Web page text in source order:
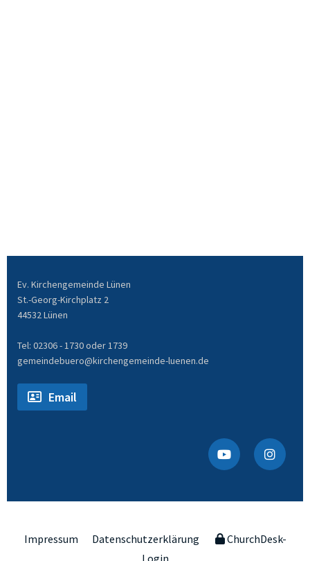
Ev. Kirchengemeinde Lünen
St.-Georg-Kirchplatz 2
44532 Lünen
Tel: 02306 - 1730 oder 1739
gemeindebuero@kirchengemeinde-luenen.de
Email
Impressum Datenschutzerklärung
ChurchDesk-